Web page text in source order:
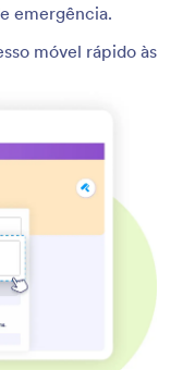
emergência.
móvel rápido às